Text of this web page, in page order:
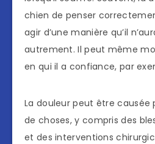
chien de penser
agir d’une manière qu’il
autrement. Il peut même
en qui il a confiance, par
La douleur peut être causée
de choses, y compris des
et des interventions